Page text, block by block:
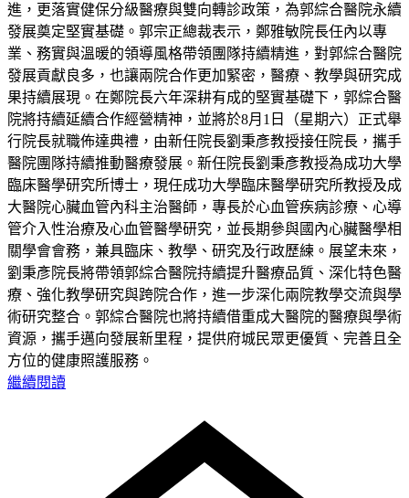
進，更落實健保分級醫療與雙向轉診政策，為郭綜合醫院永續
發展奠定堅實基礎。郭宗正總裁表示，鄭雅敏院長任內以專
業、務實與溫暖的領導風格帶領團隊持續精進，對郭綜合醫院
發展貢獻良多，也讓兩院合作更加緊密，醫療、教學與研究成
果持續展現。在鄭院長六年深耕有成的堅實基礎下，郭綜合醫
院將持續延續合作經營精神，並將於8月1日（星期六）正式舉
行院長就職佈達典禮，由新任院長劉秉彥教授接任院長，攜手
醫院團隊持續推動醫療發展。新任院長劉秉彥教授為成功大學
臨床醫學研究所博士，現任成功大學臨床醫學研究所教授及成
大醫院心臟血管內科主治醫師，專長於心血管疾病診療、心導
管介入性治療及心血管醫學研究，並長期參與國內心臟醫學相
關學會會務，兼具臨床、教學、研究及行政歷練。展望未來，
劉秉彥院長將帶領郭綜合醫院持續提升醫療品質、深化特色醫
療、強化教學研究與跨院合作，進一步深化兩院教學交流與學
術研究整合。郭綜合醫院也將持續借重成大醫院的醫療與學術
資源，攜手邁向發展新里程，提供府城民眾更優質、完善且全
方位的健康照護服務。
繼續閱讀